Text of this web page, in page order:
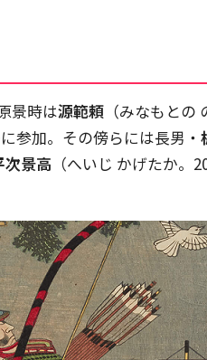
景時は源範頼 （みなもと
参加。その傍らには長男・
次景高 （へいじ かげたか。